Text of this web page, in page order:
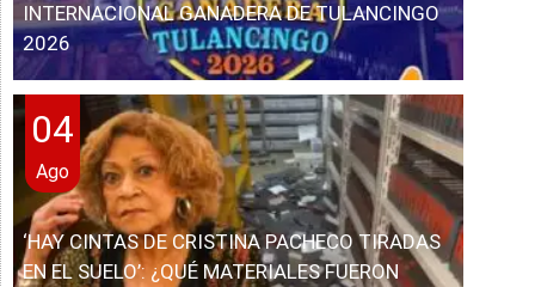
INTERNACIONAL GANADERA DE TULANCINGO
2026
04
Ago
‘HAY CINTAS DE CRISTINA PACHECO TIRADAS
EN EL SUELO’: ¿QUÉ MATERIALES FUERON